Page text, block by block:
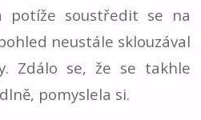
potíže soustředit se na
neustále sklouzával
Zdálo se, že se takhle
pomyslela si.